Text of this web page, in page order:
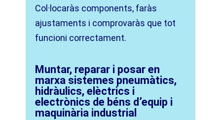
Col·locaràs components, faràs
ajustaments i comprovaràs que tot
funcioni correctament.
Muntar, reparar i posar en
marxa sistemes pneumàtics,
hidràulics, elèctrics i
electrònics de béns d’equip i
maquinària industrial